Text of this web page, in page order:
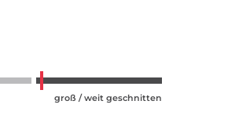
groß / weit geschnitten